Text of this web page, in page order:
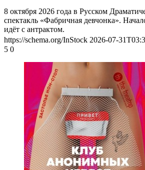
8 октября 2026 года в Русском
спектакль «Фабричная девчонка».
идёт с антрактом.
https://schema.org/InStock 2026-07-
5 0